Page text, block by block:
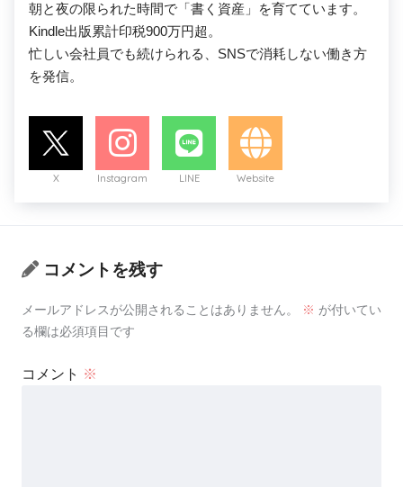
朝と夜の限られた時間で「書く資産」を育てています。
Kindle出版累計印税900万円超。
忙しい会社員でも続けられる、SNSで消耗しない働き方
を発信。
X Instagram LINE Website
コメントを残す
メールアドレスが公開されることはありません。 ※ が付いてい
る欄は必須項目です
コメント ※